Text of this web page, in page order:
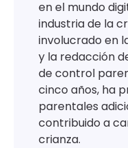
en el mundo
industria de la
involucrado en
y la redacción
de control
cinco años, ha
parentales
contribuido a
crianza.